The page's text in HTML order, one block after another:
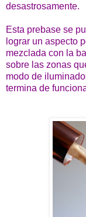
desastrosamente.
Esta prebase se
lograr un aspecto
mezclada con la
sobre las zonas
modo de
termina de